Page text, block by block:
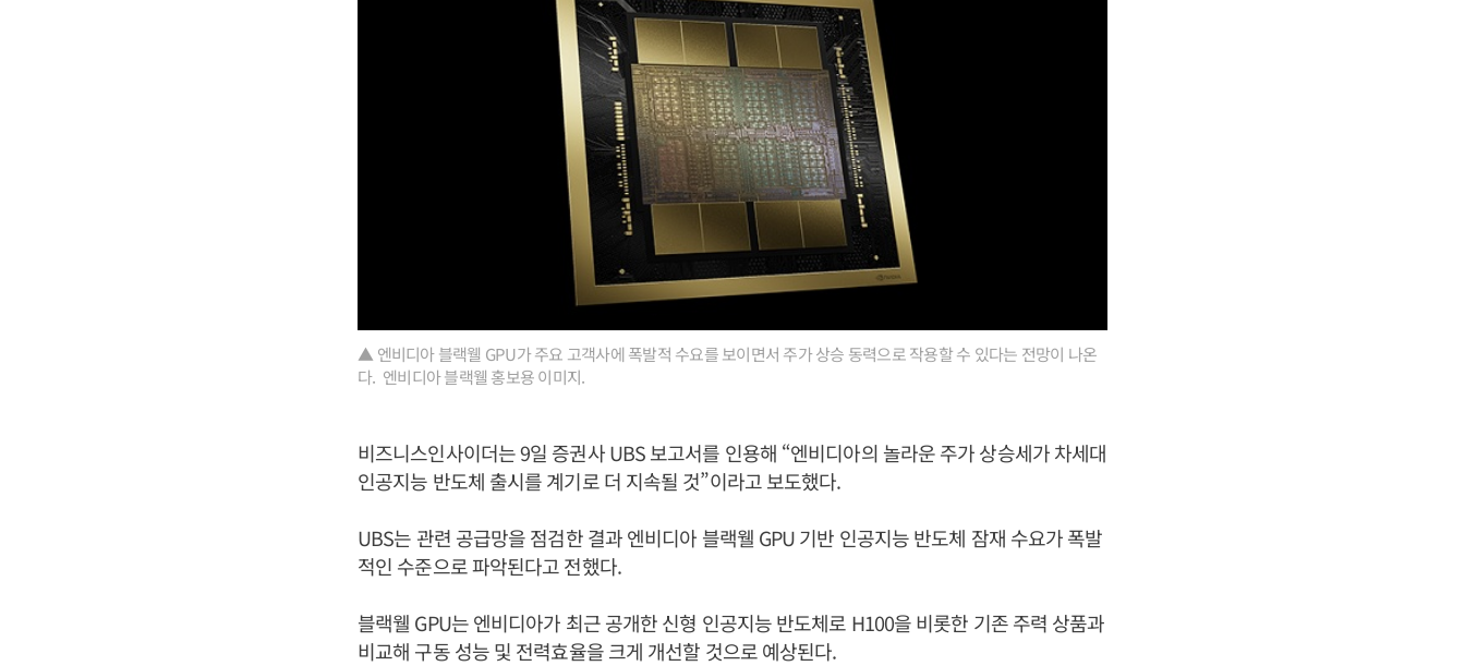
▲ 엔비디아 블랙웰 GPU가 주요 고객사에 폭발적 수요를 보이면서 주가 상승 동력으로 작용할 수 있다는 전망이 나온
다. 엔비디아 블랙웰 홍보용 이미지.
비즈니스인사이더는 9일 증권사 UBS 보고서를 인용해 “엔비디아의 놀라운 주가 상승세가 차세대
인공지능 반도체 출시를 계기로 더 지속될 것”이라고 보도했다.
UBS는 관련 공급망을 점검한 결과 엔비디아 블랙웰 GPU 기반 인공지능 반도체 잠재 수요가 폭발
적인 수준으로 파악된다고 전했다.
블랙웰 GPU는 엔비디아가 최근 공개한 신형 인공지능 반도체로 H100을 비롯한 기존 주력 상품과
비교해 구동 성능 및 전력효율을 크게 개선할 것으로 예상된다.